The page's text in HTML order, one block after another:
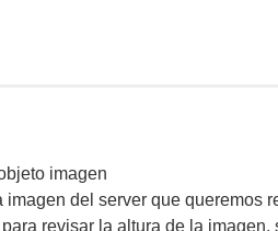
imagen
del server que queremos
revisar la altura de la